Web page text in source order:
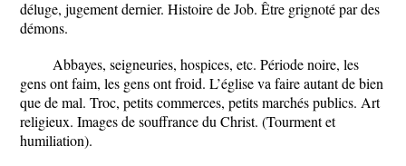
déluge, jugement dernier. Histoire de Job. Être grignoté par des
démons.
Abbayes, seigneuries, hospices, etc. Période noire, les
gens ont faim, les gens ont froid. L’église va faire autant de bien
que de mal. Troc, petits commerces, petits marchés publics. Art
religieux. Images de souffrance du Christ. (Tourment et
humiliation).